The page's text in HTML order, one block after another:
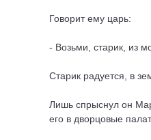
Говорит ему царь:
- Возьми, старик, из
Старик радуется, в
Лишь спрыснул он
его в дворцовые